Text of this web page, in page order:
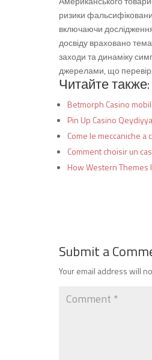
ризики
включаючи
досвіду враховано
заходи та динаміку
джерелами, що
Читайте также:
Betmorph Casino
Pin Up Casino
Come le meccaniche a
Comment choisir un
How Western Themes
Submit a
Your email address will